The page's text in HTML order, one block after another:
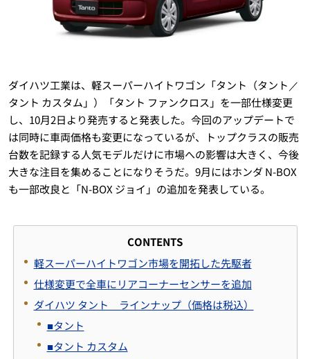
ダイハツ工業は、軽スーパーハイトワゴン「タント（タント／
タント カスタム」）「タント ファンクロス」を一部仕様変更
し、10月2日より発売すると発表した。今回のアップデートで
は同時に車両価格も変更になっているが、トップクラスの販売
台数を記録する人気モデルだけに市場への影響は大きく、今後
大きな注目を集めることになりそうだ。9月にはホンダ N-BOX
も一部改良と「N-BOX ジョイ」の追加を発表している。
CONTENTS
軽スーパーハイトワゴン市場を開拓した先駆者
仕様変更で全車にリアコーナーセンサーを追加
ダイハツ タント ラインナップ（価格は税込）
■タント
■タント カスタム